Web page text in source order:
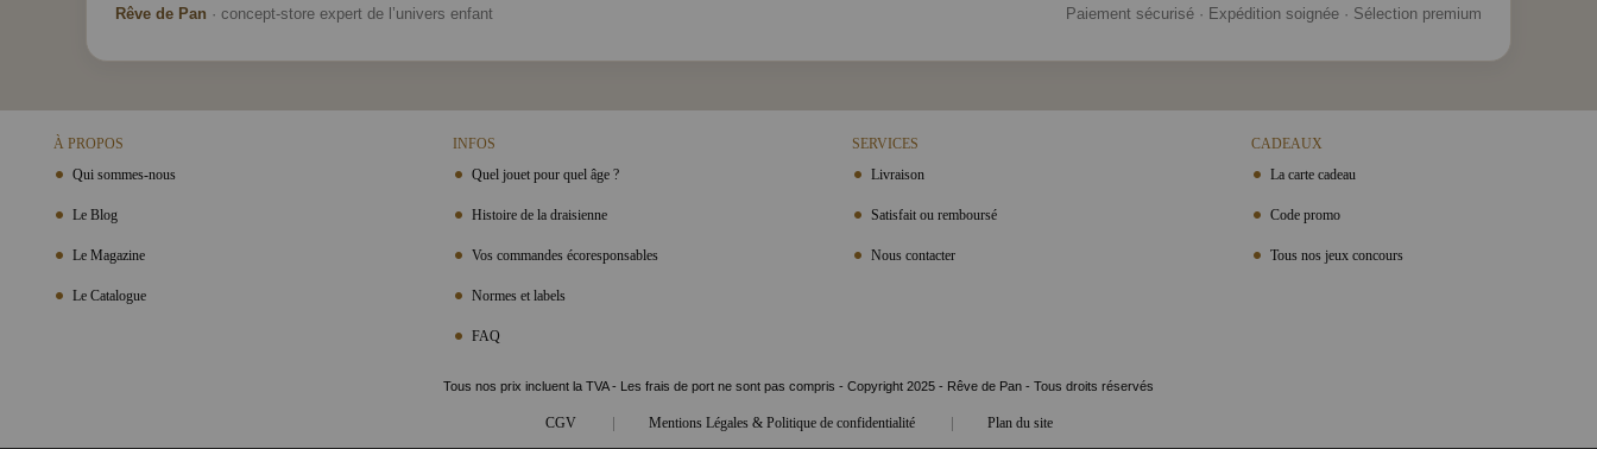
Rêve de Pan · concept-store expert de l’univers enfant Paiement sécurisé · Expédition soignée · Sélection premium
À PROPOS
Qui sommes-nous
Le Blog
Le Magazine
Le Catalogue
INFOS
Quel jouet pour quel âge ?
Histoire de la draisienne
Vos commandes écoresponsables
Normes et labels
FAQ
SERVICES
Livraison
Satisfait ou remboursé
Nous contacter
CADEAUX
La carte cadeau
Code promo
Tous nos jeux concours
Tous nos prix incluent la TVA - Les frais de port ne sont pas compris - Copyright 2025 - Rêve de Pan - Tous droits réservés
CGV | Mentions Légales & Politique de confidentialité | Plan du site